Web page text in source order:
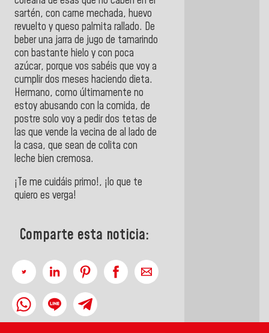
sartén, con carne mechada, huevo
revuelto y queso palmita rallado. De
beber una jarra de jugo de tamarindo
con bastante hielo y con poca
azúcar, porque vos sabéis que voy a
cumplir dos meses haciendo dieta.
Hermano, como últimamente no
estoy abusando con la comida, de
postre solo voy a pedir dos tetas de
las que vende la vecina de al lado de
la casa, que sean de colita con
leche bien cremosa.
¡Te me cuidáis primo!, ¡lo que te
quiero es verga!
Comparte esta noticia: